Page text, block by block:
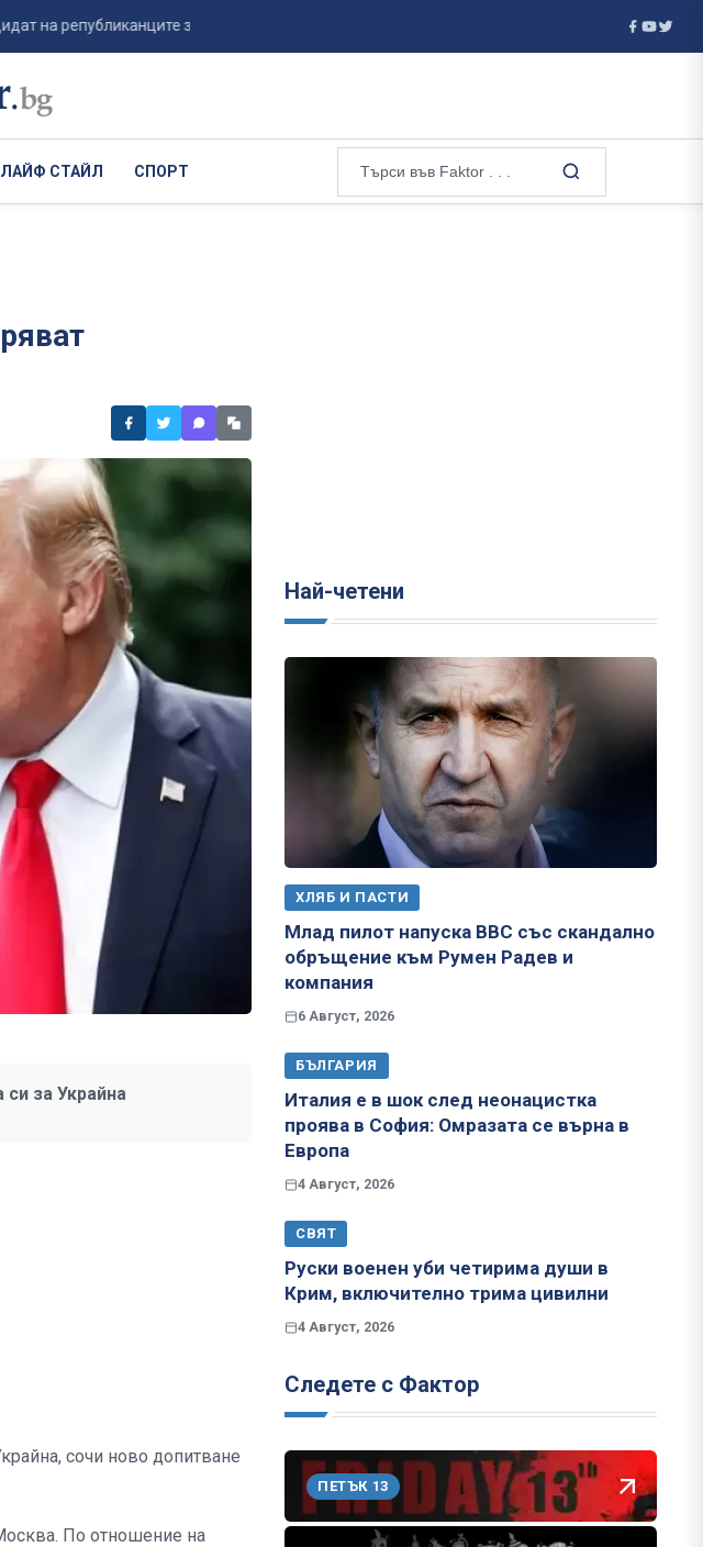
за президентския вот пре... Испанските служби разследват
ЛАЙФ СТАЙЛ СПОРТ
за Украйна
сочи ново допитване
По отношение на
Най-четени
ХЛЯБ И ПАСТИ
Млад пилот напуска ВВС със скандално
обръщение към Румен Радев и
компания
6 Август, 2026
БЪЛГАРИЯ
Италия е в шок след неонацистка
проява в София: Омразата се върна в
Европа
4 Август, 2026
СВЯТ
Руски военен уби четирима души в
Крим, включително трима цивилни
4 Август, 2026
Следете с Фактор
ПЕТЪК 13